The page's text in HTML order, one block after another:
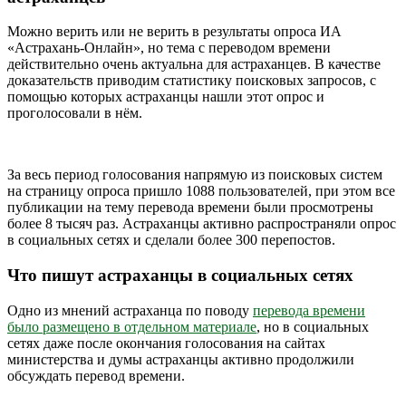
Можно верить или не верить в результаты опроса ИА
«Астрахань-Онлайн», но тема с переводом времени
действительно очень актуальна для астраханцев. В качестве
доказательств приводим статистику поисковых запросов, с
помощью которых астраханцы нашли этот опрос и
проголосовали в нём.
За весь период голосования напрямую из поисковых систем
на страницу опроса пришло 1088 пользователей, при этом все
публикации на тему перевода времени были просмотрены
более 8 тысяч раз. Астраханцы активно распространяли опрос
в социальных сетях и сделали более 300 перепостов.
Что пишут астраханцы в социальных сетях
Одно из мнений астраханца по поводу перевода времени
было размещено в отдельном материале, но в социальных
сетях даже после окончания голосования на сайтах
министерства и думы астраханцы активно продолжили
обсуждать перевод времени.